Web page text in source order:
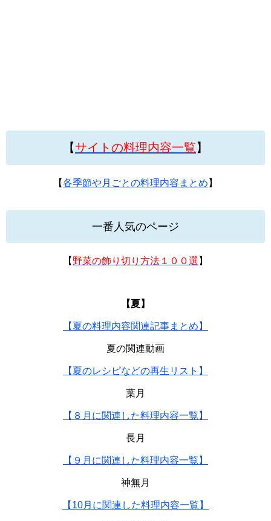
【サイトの料理内容一覧】
【各季節や月ごとの料理内容まとめ 】
一番人気のページ
【 野菜の飾り切り方法１００選 】
【夏】
【夏の料理内容関連記事まとめ】
夏の関連動画
【夏のレシピなどの再生リスト】
葉月
【８月に関連した料理内容一覧】
長月
【９月に関連した料理内容一覧】
神無月
【10月に関連した料理内容一覧】